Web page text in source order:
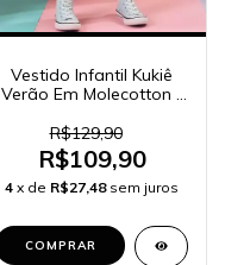
Vestido Infantil Kukiê
Verão Em Molecotton -
R$129,90
R$109,90
4 x de R$27,48 sem juros
COMPRAR